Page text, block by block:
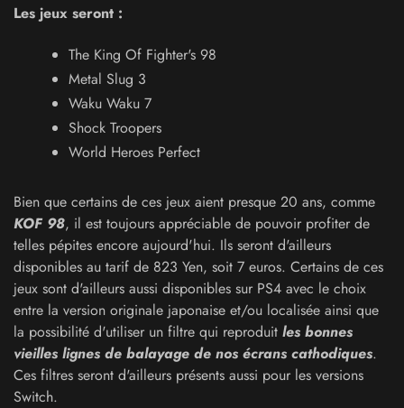
Les jeux seront :
The King Of Fighter's 98
Metal Slug 3
Waku Waku 7
Shock Troopers
World Heroes Perfect
Bien que certains de ces jeux aient presque 20 ans, comme
KOF 98, il est toujours appréciable de pouvoir profiter de
telles pépites encore aujourd'hui. Ils seront d'ailleurs
disponibles au tarif de 823 Yen, soit 7 euros. Certains de ces
jeux sont d'ailleurs aussi disponibles sur PS4 avec le choix
entre la version originale japonaise et/ou localisée ainsi que
la possibilité d'utiliser un filtre qui reproduit les bonnes
vieilles lignes de balayage de nos écrans cathodiques.
Ces filtres seront d'ailleurs présents aussi pour les versions
Switch.